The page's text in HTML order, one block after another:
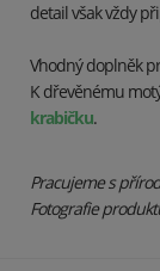
detail však vždy
Vhodný doplněk
K dřevěnému
krabičku.
Pracujeme s
Fotografie